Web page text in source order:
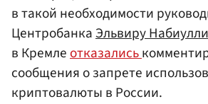
в такой необходимости
ЦентробанкаЭльвиру
в Кремлеотказались
сообщения о запрете
криптовалюты в России.